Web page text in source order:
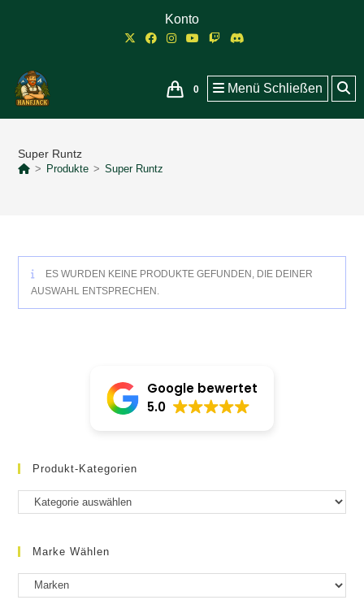
Konto
0 Menü Schließen
Super Runtz
> Produkte > Super Runtz
ES WURDEN KEINE PRODUKTE GEFUNDEN, DIE DEINER
AUSWAHL ENTSPRECHEN.
Google bewertet
5.0
Produkt-Kategorien
Marke Wählen